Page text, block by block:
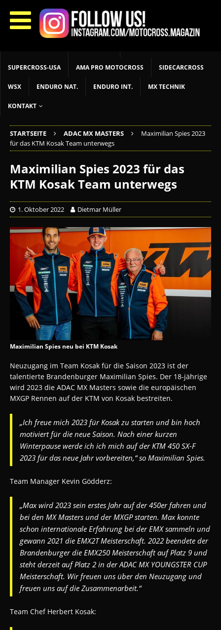
START LIVETIMING MX NEWS MX YOUTH
MX WOMEN MXGP ADAC MX MASTERS MOTOCROSS INT
SUPERCROSS-USA AMA PRO MOTOCROSS SIDECARCROSS
WSX ENDURO NAT. ENDURO INT. MX TECHNIK
KONTAKT
STARTSEITE ADAC MX MASTERS
Maximilian Spies 2023
für das KTM Kosak Team unterwegs
Maximilian Spies 2023 für das
KTM Kosak Team unterwegs
1. Oktober 2022 Dietmar Müller
Maximilian Spies neu bei KTM Kosak
Neuzugang im Team Kosak für die Saison 2023 ist der
talentierte Brandenburger Maximilian Spies. Der 18-jährige
wird 2023 die ADAC MX Masters sowie die europäischen
MXGP Rennen auf der KTM von Kosak bestreiten.
„Ich freue mich 2023 für Kosak zu starten und bin hoch
motiviert für die neue Saison. Nach einer kurzen
Winterpause werde ich ich mich auf der KTM 450 SX-F
2023 für das neue Jahr vorbereiten,“ so Maximilian Spies.
Team Manager Kevin Gödderz:
„Max wird 2023 sein erstes Jahr auf der 450er fahren und
bei den MX Masters und der MXGP starten. Max konnte
schon internationale Erfahrung bei der EMX sammeln und
gewann 2021 die EMX2T Meisterschaft. 2022 beendete der
Brandenburger die EMX250 Meisterschaft auf Platz 9 und
steht derzeit auf Platz 2 in der ADAC MX YOUNGSTER CUP
Meisterschaft. Wir freuen uns über den Neuzugang und
freuen uns auf die Zusammenarbeit.“
Team Chef Herbert Kosak: